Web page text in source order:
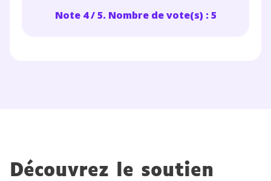
Note 4 / 5. Nombre de vote(s) : 5
Découvrez le soutien
vous envoyer notre newsletter. Vous pourrez vous